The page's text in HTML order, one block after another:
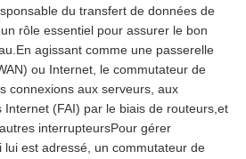
du transfert de données de
rôle essentiel pour assurer le bon
agissant comme une passerelle
ou Internet, le commutateur de
connexions aux serveurs, aux
Internet (FAI) par le biais de routeurs,et
interrupteursPour gérer
lui est adressé, un commutateur de